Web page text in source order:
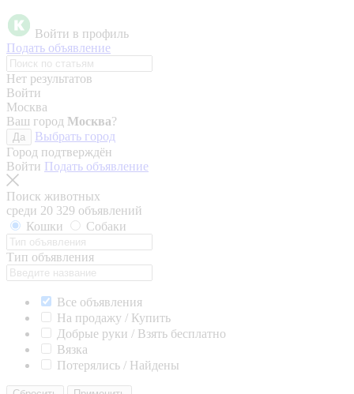
Войти в профиль
Подать объявление
Нет результатов
Войти
Москва
Ваш город Москва?
Да
Выбрать город
Город подтверждён
Войти Подать объявление
Поиск животных
среди 20 329 объявлений
Кошки
Собаки
Тип объявления
Все объявления
На продажу / Купить
Добрые руки / Взять бесплатно
Вязка
Потерялись / Найдены